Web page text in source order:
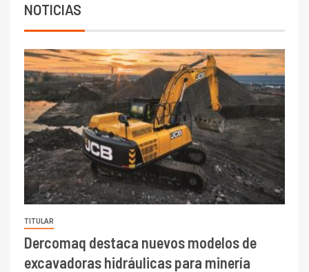
NOTICIAS
TITULAR
Dercomaq destaca nuevos modelos de
excavadoras hidráulicas para minería